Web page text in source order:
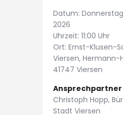
Datum:
2026
Uhrzeit: 11:00 Uhr
Ort: Ernst-Klusen-
Viersen, Hermann-
41747 Viersen
Ansprechpartner
Christoph Hopp,
Stadt Viersen